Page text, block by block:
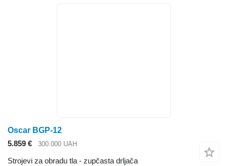
Oscar BGP-12
5.859 €
300.000 UAH
Strojevi za obradu tla - zupčasta drljača